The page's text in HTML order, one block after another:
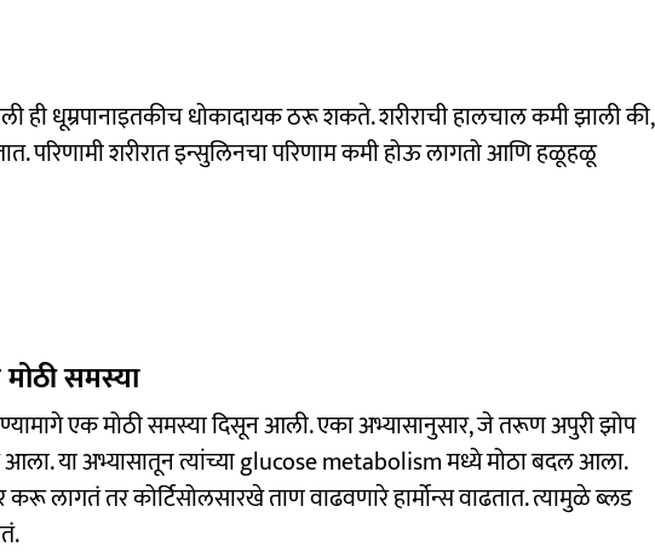
ही धूम्रपानाइतकीच धोकादायक ठरू शकते. शरीराची हालचाल कमी झाली की,
परिणामी शरीरात इन्सुलिनचा परिणाम कमी होऊ लागतो आणि हळूहळू
समस्या
एक मोठी समस्या दिसून आली. एका अभ्यासानुसार, जे तरूण अपुरी झोप
आला. या अभ्यासातून त्यांच्या glucose metabolism मध्ये मोठा बदल आला.
लागतं तर कोर्टिसोलसारखे ताण वाढवणारे हार्मोन्स वाढतात. त्यामुळे ब्लड